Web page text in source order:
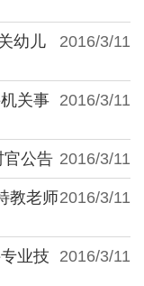
2016/3/11
幼儿
2016/3/11
关事
2016/3/11
官公告
2016/3/11
教老师
2016/3/11
业技